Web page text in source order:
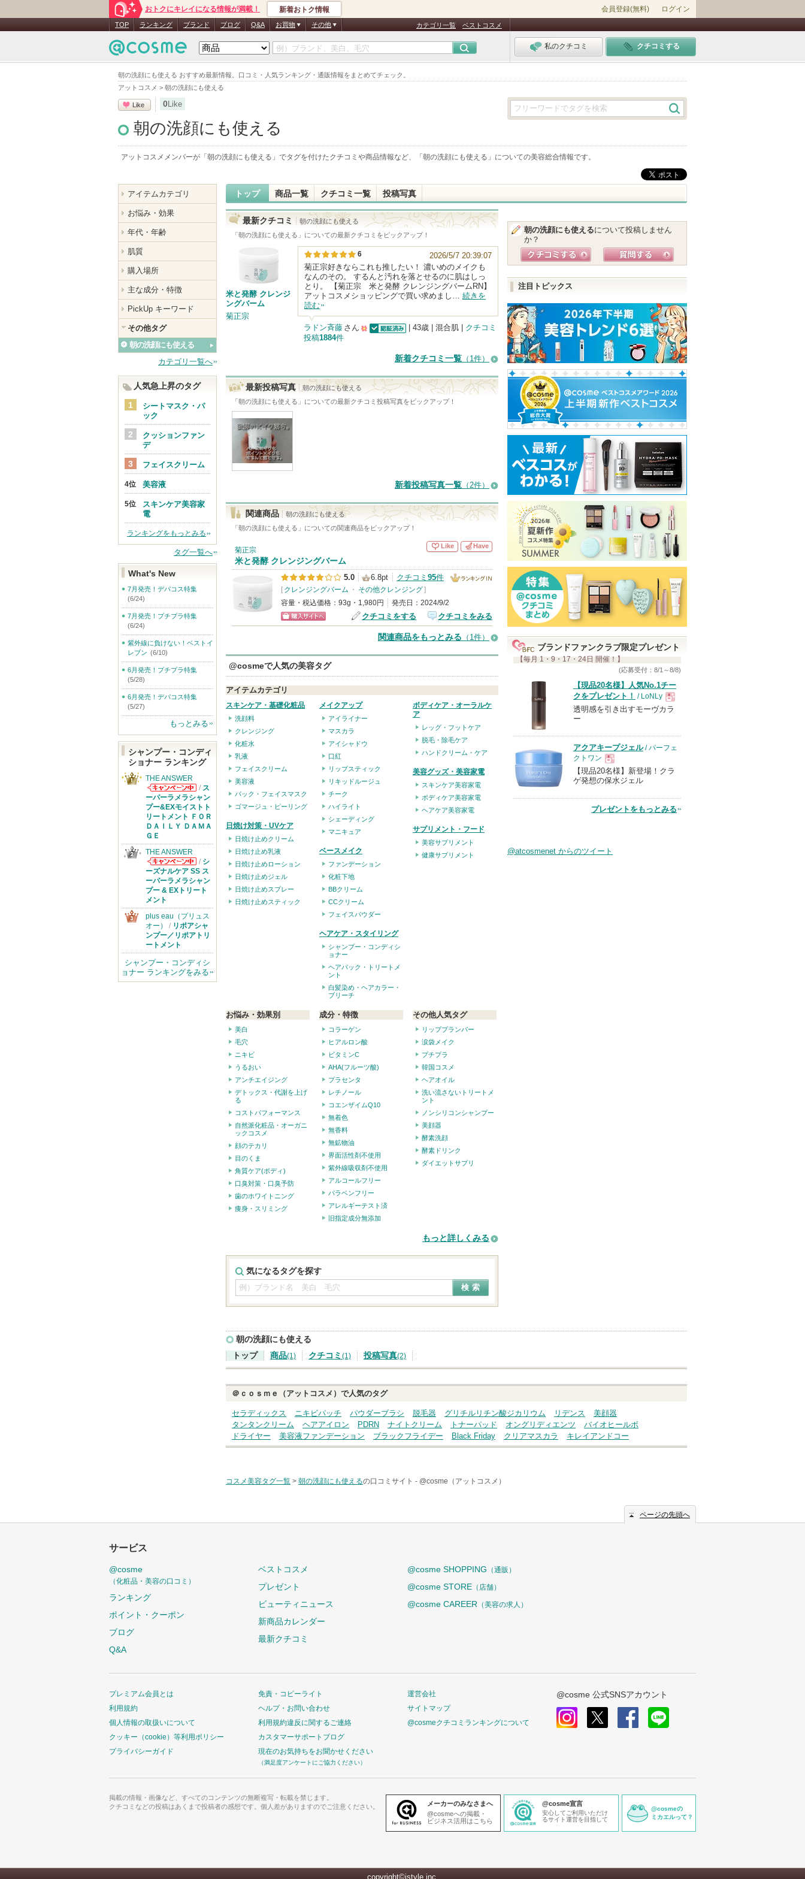
朝の洗顔にも使える おすすめ最新情報。口コミ・人気ランキング・通販情報をまとめてチェック。
アットコスメ > 朝の洗顔にも使える
おトクにキレイになる情報が満載！ 新着おトク情報 会員登録(無料) ログイン
TOP ランキング ブランド ブログ Q&A お買物 その他 カテゴリ一覧 ベストコスメ
私のクチコミ クチコミする
Like 0Like
朝の洗顔にも使える
アットコスメメンバーが「 朝の洗顔にも使える 」でタグを付けたクチコミや商品情報など、「 朝の洗顔にも使える 」についての美容総合情報です。
トップ 商品一覧 クチコミ一覧 投稿写真
最新クチコミ
朝の洗顔にも使える
「朝の洗顔にも使える 」についての最新クチコミをピックアップ！
米と発酵 クレンジ
ングバーム
菊正宗
6
2026/5/7 20:39:07
菊正宗好きならこれも推したい！ 濃いめのメイクも
なんのその。 するんと汚れを落とせるのに肌はしっ
とり。 【菊正宗 米と発酵 クレンジングバームRN】
アットコスメショッピングで買い求めまし… 続きを
読む
ラドン斉藤 さん
の
に
登
録
さ
れ
| 43歳 | 混合肌 | クチコミ
投稿1884件
新着クチコミ一覧 （1件）
最新投稿写真
朝の洗顔にも使える
「朝の洗顔にも使える 」についての最新クチコミ投稿写真をピックアップ！
新着投稿写真一覧 （2件）
関連商品
朝の洗顔にも使える
「朝の洗顔にも使える 」についての関連商品をピックアップ！
菊正宗
米と発酵 クレンジングバーム
Like Have
5.0 6.8pt クチコミ 95件
[ クレンジングバーム ・ その他クレンジング]
容量・税込価格：93g・1,980円
発売日：2024/9/2
ショッピン
クチコミをする クチコミをみる
関連商品をもっとみる （1件）
@cosmeで人気の美容タグ
アイテムカテゴリ
スキンケア・基礎化粧品
洗顔料
クレンジング
化粧水
乳液
フェイスクリーム
美容液
パック・フェイスマスク
ゴマージュ・ピーリング
日焼け対策・UVケア
日焼け止めクリーム
日焼け止め乳液
日焼け止めローション
日焼け止めジェル
日焼け止めスプレー
日焼け止めスティック
メイクアップ
アイライナー
マスカラ
アイシャドウ
口紅
リップスティック
リキッドルージュ
チーク
ハイライト
シェーディング
マニキュア
ベースメイク
ファンデーション
化粧下地
BBクリーム
CCクリーム
フェイスパウダー
ヘアケア・スタイリング
シャンプー・コンディシ
ョナー
ヘアパック・トリートメ
ント
白髪染め・ヘアカラー・
ブリーチ
ボディケア・オーラルケ
ア
レッグ・フットケア
脱毛・除毛ケア
ハンドクリーム・ケア
美容グッズ・美容家電
スキンケア美容家電
ボディケア美容家電
ヘアケア美容家電
サプリメント・フード
美容サプリメント
健康サプリメント
お悩み・効果別
美白
毛穴
ニキビ
うるおい
アンチエイジング
デトックス・代謝を上げ
る
コストパフォーマンス
自然派化粧品・オーガニ
ックコスメ
顔のテカリ
目のくま
角質ケア(ボディ)
口臭対策・口臭予防
歯のホワイトニング
痩身・スリミング
成分・特徴
コラーゲン
ヒアルロン酸
ビタミンC
AHA(フルーツ酸)
プラセンタ
レチノール
コエンザイムQ10
無着色
無香料
無鉱物油
界面活性剤不使用
紫外線吸収剤不使用
アルコールフリー
パラベンフリー
アレルギーテスト済
旧指定成分無添加
その他人気タグ
リッププランパー
涙袋メイク
プチプラ
韓国コスメ
ヘアオイル
洗い流さないトリートメ
ント
ノンシリコンシャンプー
美顔器
酵素洗顔
酵素ドリンク
ダイエットサプリ
もっと詳しくみる
気になるタグを探す
朝の洗顔にも使えるについて投稿しません
か？
注目トピックス
ブランドファンクラブ限定プレゼント
【毎月 1・9・17・24日 開催！】
(応募受付：8/1～8/8)
【現品20名様】人気No.1チー
クをプレゼント！ / LoNLy
現
品
透明感を引き出すモーヴカラ
ー
アクアキープジェル/ パーフェ
クトワン
現
品
【現品20名様】新登場！クラ
ゲ発想の保水ジェル
プレゼントをもっとみる
@atcosmenet からのツイート
朝の洗顔にも使える
トップ
商品(1) クチコミ (1) 投稿写真(2)
＠ｃｏｓｍｅ（アットコスメ）で人気のタグ
セラディックス ニキビパッチ パウダーブラシ 脱毛器 グリチルリチン酸ジカリウム リデンス
美顔器
タンタンクリーム
ヘアアイロン PDRN ナイトクリーム トナーパッド オングリディエンツ
バイオヒールボ
ドライヤー
美容液ファンデーション ブラックフライデー Black Friday クリアマスカラ キレイアンドコー
コスメ美容タグ一覧 > 朝の洗顔にも使えるの口コミサイト - @cosme（アットコスメ）
アイテムカテゴリ
お悩み・効果
年代・年齢
肌質
購入場所
主な成分・特徴
PickUp キーワード
その他タグ
朝の洗顔にも使える
カテゴリ一覧へ
人気急上昇のタグ
シートマスク・パ
ック
クッションファン
デ
フェイスクリーム
美容液
スキンケア美容家
電
ランキングをもっとみる
タグ一覧へ
What's New
7月発売！デパコス特集
(6/24)
7月発売！プチプラ特集
(6/24)
紫外線に負けない！ベストイ
レブン (6/10)
6月発売！プチプラ特集
(5/28)
6月発売！デパコス特集
(5/27)
もっとみる
シャンプー・コンディ
ショナー ランキング
THE ANSWER
THE ANSWER
からのお知らせ
があります
/ ス
ーパーラメラシャン
プー&EXモイストト
リートメント ＦＯＲ
ＤＡＩＬＹ ＤＡＭＡ
ＧＥ
THE ANSWER
THE ANSWER
からのお知らせ
があります
/ シ
ーズナルケア SS ス
ーパーラメラシャン
プー & EXトリート
メント
plus eau（プリュス
オー）
/ リポアシャ
ンプー／リポアトリ
ートメント
シャンプー・コンディシ
ョナー ランキングをみる
ページの先頭へ
サービス
@cosme
（化粧品・美容の口コミ）
ランキング
ポイント・クーポン
ブログ
Q&A
ベストコスメ
プレゼント
ビューティニュース
新商品カレンダー
最新クチコミ
@cosme SHOPPING （通販）
@cosme STORE （店舗）
@cosme CAREER （美容の求人）
プレミアム会員とは
利用規約
個人情報の取扱いについて
クッキー（cookie）等利用ポリシー
プライバシーガイド
免責・コピーライト
ヘルプ・お問い合わせ
利用規約違反に関するご連絡
カスタマーサポートブログ
現在のお気持ちをお聞かせください
（満足度アンケートにご協力ください）
運営会社
サイトマップ
@cosmeクチコミランキングについて
@cosme 公式SNSアカウント
掲載の情報・画像など、すべてのコンテンツの無断複写・転載を禁じます。
クチコミなどの投稿はあくまで投稿者の感想です。個人差がありますのでご注意ください。
メーカーのみなさまへ
@cosmeへの掲載・
ビジネス活用はこちら
@cosme宣言
安心してご利用いただけ
るサイト運営を目指して
@cosmeの
ミカエルって？
copyright©istyle,inc.